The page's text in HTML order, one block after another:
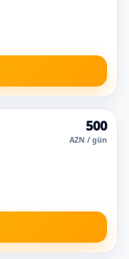
500
AZN / gün